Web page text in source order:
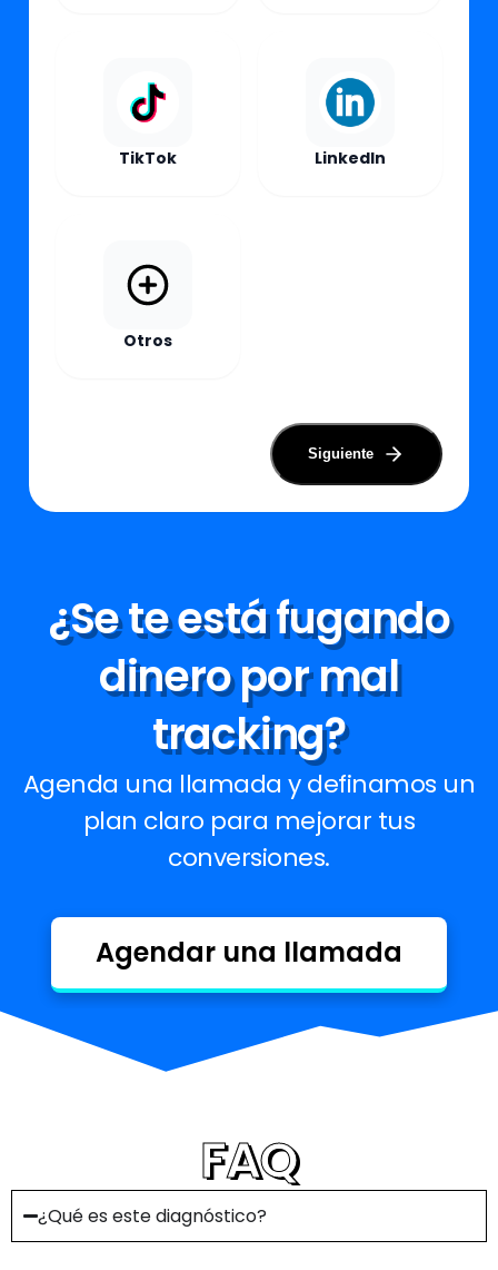
TikTok LinkedIn
Otros
Siguiente
¿Se te está fugando
dinero por mal
tracking?
Agenda una llamada y definamos un
plan claro para mejorar tus
conversiones.
Agendar una llamada
FAQ
¿Qué es este diagnóstico?